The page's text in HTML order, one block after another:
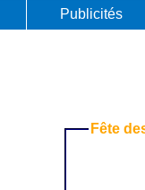
Publicités
Fête